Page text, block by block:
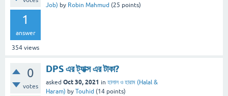
1
answer
354 views
Job) by Robin Mahmud (25 points)
0
votes
DPS এর ট্যাক্স এর টাকা?
asked Oct 30, 2021 in হালাল ও হারাম (Halal &
Haram) by Touhid (14 points)